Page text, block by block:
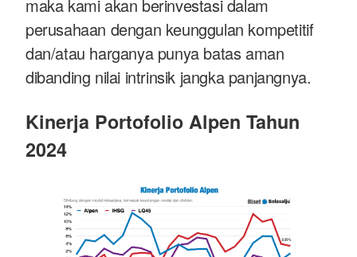
maka kami akan berinvestasi dalam
perusahaan dengan keunggulan kompetitif
dan/atau harganya punya batas aman
dibanding nilai intrinsik jangka panjangnya.
Kinerja Portofolio Alpen Tahun
2024